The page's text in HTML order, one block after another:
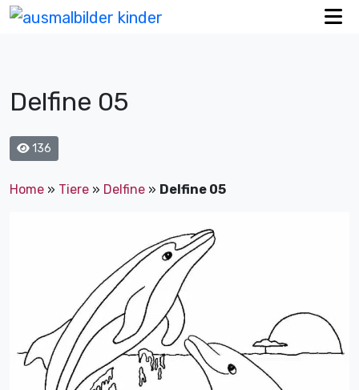
Delfine 05
136
Home » Tiere » Delfine » Delfine 05